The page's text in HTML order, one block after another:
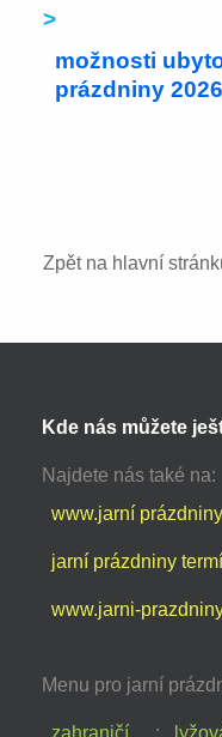
>
možnosti
prázdniny 2026
Zpět na hlavní
Kde nás můžete
Najdete nás také na:
www.jarní
jarní prázdniny
www.jarni-
Menu pro jarní